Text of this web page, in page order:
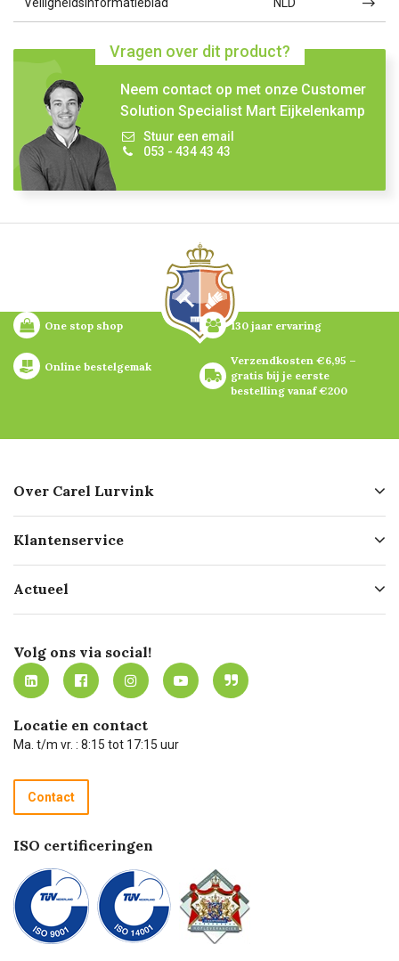
Vragen over dit product?
Neem contact op met onze Customer
Solution Specialist Mart Eijkelenkamp
Stuur een email
053 - 434 43 43
One stop shop 130 jaar ervaring
Online bestelgemak
Verzendkosten €6,95 –
gratis bij je eerste
bestelling vanaf €200
Over Carel Lurvink
Geschiedenis
Missie
Werken bij Carel Lurvink
MVO
Klantenservice
Bezorgen
Mijn Carel Lurvink
Mijn Carel Lurvink instructievideo's
Carel Lurvink App
Hulp op afstand
Technische dienst
Recycle programma
Betalen
Actueel
Innovation LAB
Tevreden klanten
Carel Lurvink Blog
Carel de podcast
Volg ons via social!
Locatie en contact
Ma. t/m vr. : 8:15 tot 17:15 uur
Contact
ISO certificeringen